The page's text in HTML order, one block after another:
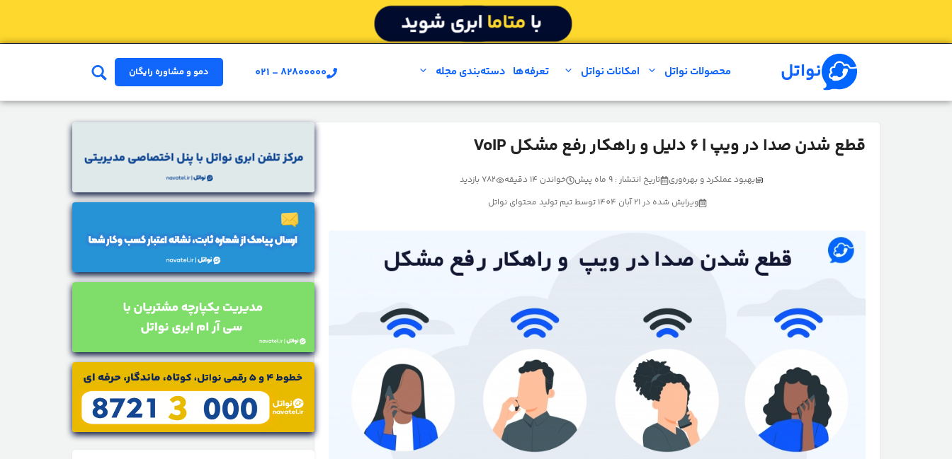
محتوا
نواتل
۰۲۱ - ۸۲۸۰۰۰۰۰
دمو و مشاوره رایگان محصولات نواتل امکانات نواتل تعرفه‌ها دسته‌بندی مجله
قطع شدن صدا در ویپ | ۶ دلیل و راهکار رفع مشکل VoIP
بهبود عملکرد و بهره‌وری تاریخ انتشار : 9 ماه پیش خواندن 14 دقیقه
782 بازدید
ویرایش شده در 21 آبان 1404 توسط تیم تولید محتوای نواتل